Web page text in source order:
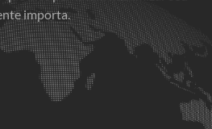
importa.